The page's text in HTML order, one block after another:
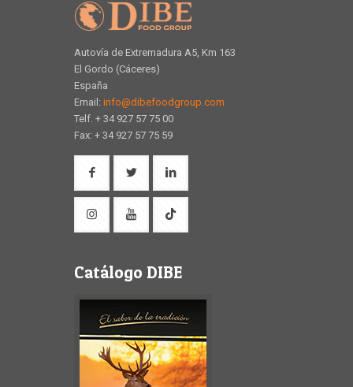
Autovía de Extremadura A5, Km 163
El Gordo (Cáceres)
España
Email: info@dibefoodgroup.com
Telf. + 34 927 57 75 00
Fax: + 34 927 57 75 59
Catálogo DIBE